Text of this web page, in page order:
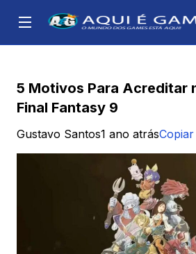
5 Motivos Para Acreditar
Final Fantasy 9
Gustavo Santos1 ano atrás